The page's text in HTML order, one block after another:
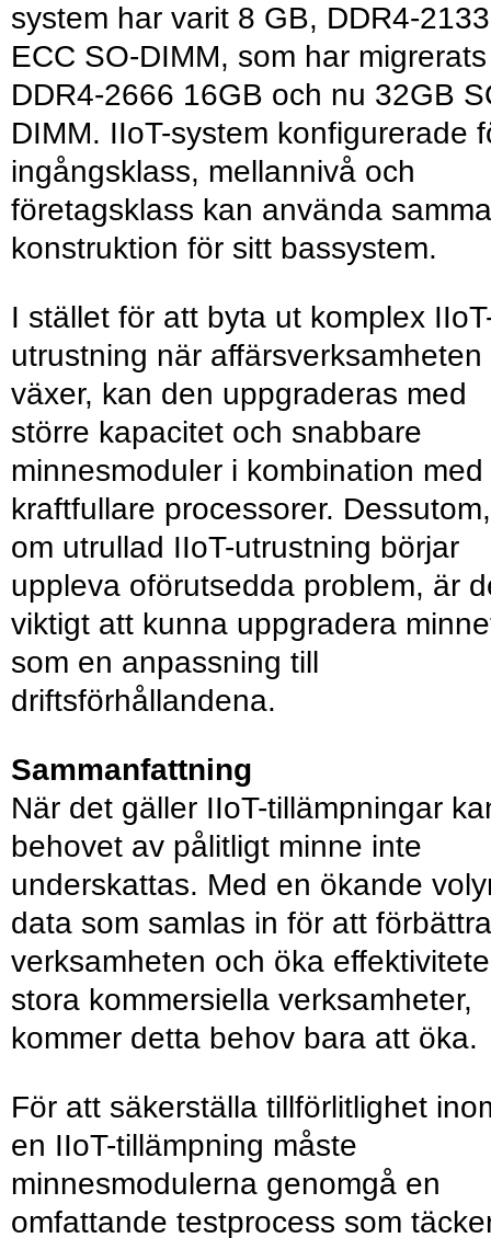
system har varit 8 GB, DDR4-2133
ECC SO-DIMM, som har
DDR4-2666 16GB och nu 32GB
DIMM. IIoT-system konfigurerade
ingångsklass, mellannivå och
företagsklass kan använda samma
konstruktion för sitt bassystem.
I stället för att byta ut komplex
utrustning när affärsverksamheten
växer, kan den uppgraderas med
större kapacitet och snabbare
minnesmoduler i kombination med
kraftfullare processorer. Dessutom,
om utrullad IIoT-utrustning börjar
uppleva oförutsedda problem, är
viktigt att kunna uppgradera
som en anpassning till
driftsförhållandena.
Sammanfattning
När det gäller IIoT-tillämpningar
behovet av pålitligt minne inte
underskattas. Med en ökande
data som samlas in för att förbättra
verksamheten och öka
stora kommersiella verksamheter,
kommer detta behov bara att öka.
För att säkerställa tillförlitlighet
en IIoT-tillämpning måste
minnesmodulerna genomgå en
omfattande testprocess som